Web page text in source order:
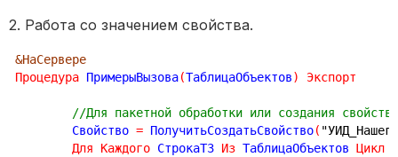
2. Работа со значением свойства.
&НаСервере
Процедура ПримерыВызова(ТаблицаОбъектов) Экспорт
//Для пакетной обработки или создания
	Свойство
= ПолучитьСоздатьСвойство(
Для
Каждого СтрокаТЗ Из ТаблицаОбъектов Цикл